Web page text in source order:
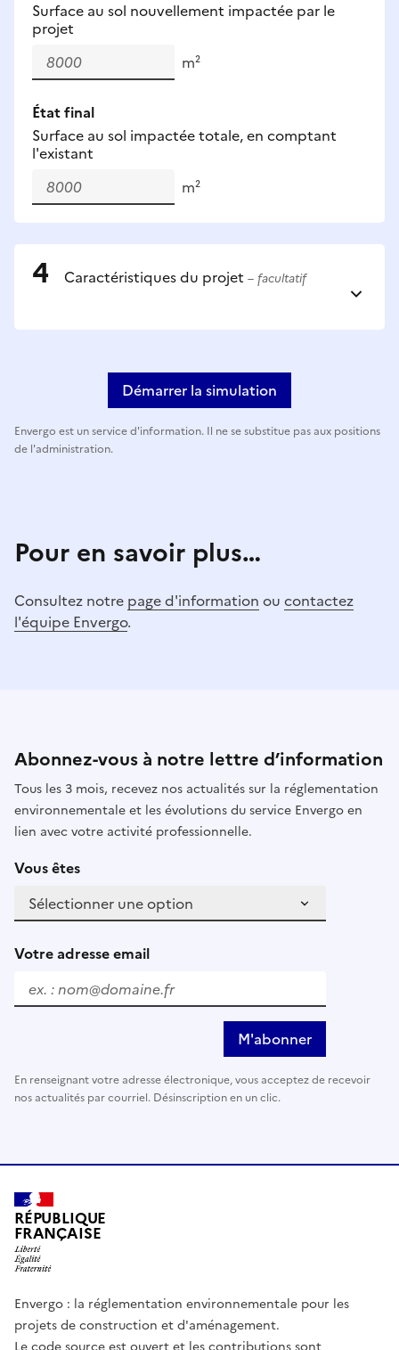
Surface au sol nouvellement impactée par le
projet
m²
État final
Surface au sol impactée totale, en comptant
l'existant
m²
Caractéristiques du projet – facultatif
Démarrer la simulation
Envergo est un service d'information. Il ne se substitue pas aux positions
de l'administration.
Pour en savoir plus…
Consultez notre page d'information ou contactez
l'équipe Envergo.
Abonnez-vous à notre lettre d’information
Tous les 3 mois, recevez nos actualités sur la réglementation
environnementale et les évolutions du service Envergo en
lien avec votre activité professionnelle.
Vous êtes
Votre adresse email
M'abonner
En renseignant votre adresse électronique, vous acceptez de recevoir
nos actualités par courriel. Désinscription en un clic.
RÉPUBLIQUE
FRANÇAISE
Envergo : la réglementation environnementale pour les
projets de construction et d'aménagement.